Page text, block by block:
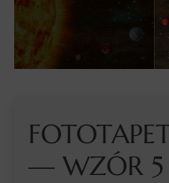
— WZÓR 5